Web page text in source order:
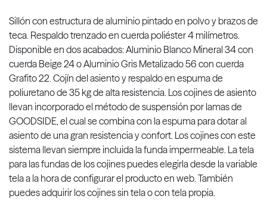
Sillón con estructura de aluminio pintado en polvo y brazos de
teca. Respaldo trenzado en cuerda poliéster 4 milímetros.
Disponible en dos acabados: Aluminio Blanco Mineral 34 con
cuerda Beige 24 o Aluminio Gris Metalizado 56 con cuerda
Grafito 22. Cojín del asiento y respaldo en espuma de
poliuretano de 35 kg de alta resistencia. Los cojines de asiento
llevan incorporado el método de suspensión por lamas de
GOODSIDE, el cual se combina con la espuma para dotar al
asiento de una gran resistencia y confort. Los cojines con este
sistema llevan siempre incluida la funda impermeable. La tela
para las fundas de los cojines puedes elegirla desde la variable
tela a la hora de configurar el producto en web. También
puedes adquirir los cojines sin tela o con tela propia.